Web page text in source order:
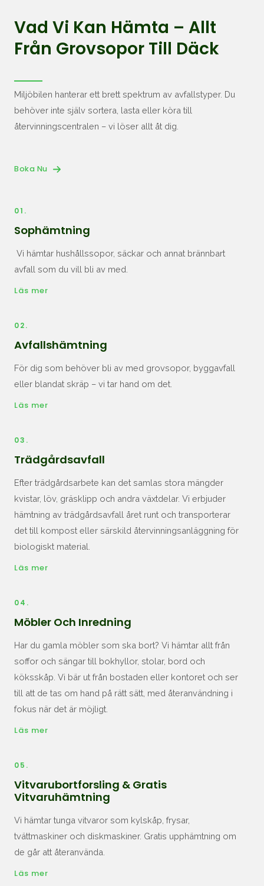
Vad Vi Kan Hämta – Allt
Från Grovsopor Till Däck
Miljöbilen hanterar ett brett spektrum av avfallstyper. Du
behöver inte själv sortera, lasta eller köra till
återvinningscentralen – vi löser allt åt dig.
Boka Nu
01.
Sophämtning
Vi hämtar hushållssopor, säckar och annat brännbart
avfall som du vill bli av med.
Läs mer
02.
Avfallshämtning
För dig som behöver bli av med grovsopor, byggavfall
eller blandat skräp – vi tar hand om det.
Läs mer
03.
Trädgårdsavfall
Efter trädgårdsarbete kan det samlas stora mängder
kvistar, löv, gräsklipp och andra växtdelar. Vi erbjuder
hämtning av trädgårdsavfall året runt och transporterar
det till kompost eller särskild återvinningsanläggning för
biologiskt material.
Läs mer
04.
Möbler Och Inredning
Har du gamla möbler som ska bort? Vi hämtar allt från
soffor och sängar till bokhyllor, stolar, bord och
köksskåp. Vi bär ut från bostaden eller kontoret och ser
till att de tas om hand på rätt sätt, med återanvändning i
fokus när det är möjligt.
Läs mer
05.
Vitvarubortforsling & Gratis
Vitvaruhämtning
Vi hämtar tunga vitvaror som kylskåp, frysar,
tvättmaskiner och diskmaskiner. Gratis upphämtning om
de går att återanvända.
Läs mer